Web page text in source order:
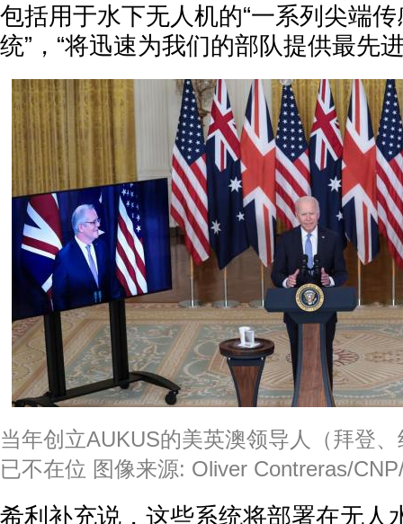
包括用于水下无人机的“一系列尖端
统”，“将迅速为我们的部队提供最先
当年创立AUKUS的美英澳领导人（拜登
已不在位 图像来源: Oliver Contreras/
希利补充说，这些系统将部署在无人